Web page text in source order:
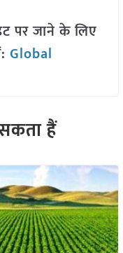
पर जाने के लिए
Global
हैं